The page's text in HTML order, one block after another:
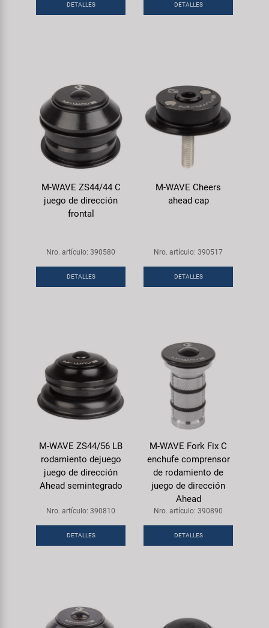
DETALLES DETALLES
M-WAVE ZS44/44 C
juego de dirección
frontal
Nro. artículo: 390580
DETALLES
M-WAVE Cheers
ahead cap
Nro. artículo: 390517
DETALLES
M-WAVE ZS44/56 LB
rodamiento dejuego
juego de dirección
Ahead semintegrado
Nro. artículo: 390810
DETALLES
M-WAVE Fork Fix C
enchufe comprensor
de rodamiento de
juego de dirección
Ahead
Nro. artículo: 390890
DETALLES